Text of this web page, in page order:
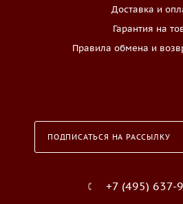
Доставка и
Гарантия на
Правила обмена и
ПОДПИСАТЬСЯ НА РАССЫЛКУ
+7 (495) 637-